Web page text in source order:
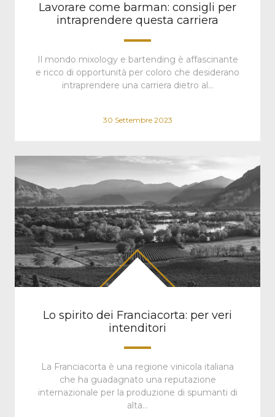
Lavorare come barman: consigli per
intraprendere questa carriera
Il mondo mixology e bartending è affascinante
e ricco di opportunità per coloro che desiderano
intraprendere una carriera dietro al…
30 Settembre 2023
Lo spirito dei Franciacorta: per veri
intenditori
La Franciacorta è una regione vinicola italiana
che ha guadagnato una reputazione
internazionale per la produzione di spumanti di
alta…